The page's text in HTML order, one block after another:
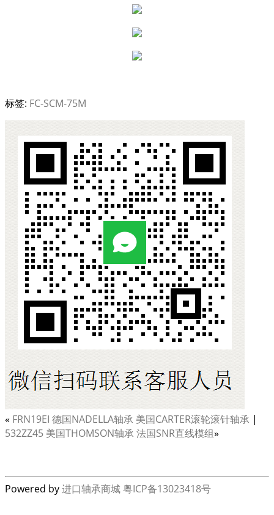
标签: FC-SCM-75M
« FRN19EI 德国NADELLA轴承 美国CARTER滚轮滚针轴承 |
532ZZ45 美国THOMSON轴承 法国SNR直线模组»
Powered by进口轴承商城粤ICP备13023418号